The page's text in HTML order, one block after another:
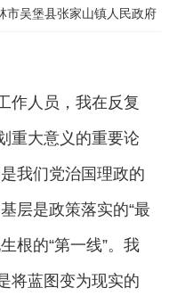
市吴堡县张家山镇人民政府
作人员，我在反复
重大意义的重要论
我们党治国理政的
层是政策落实的“最
根的“第一线”。我
将蓝图变为现实的